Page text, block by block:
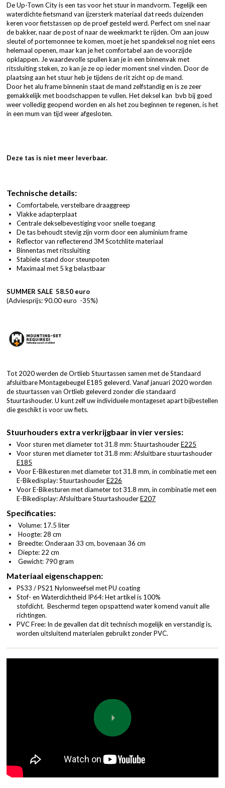
De Up-Town City is een tas voor het stuur in mandvorm. Tegelijk een
waterdichte fietsmand van ijzersterk materiaal dat reeds duizenden
keren voor fietstassen op de proef gesteld werd. Perfect om snel naar
de bakker, naar de post of naar de weekmarkt te rijden. Om aan jouw
sleutel of portemonnee te komen, moet je het spandeksel nog niet eens
helemaal openen, maar kan je het comfortabel aan de voorzijde
opklappen. Je waardevolle spullen kan je in een binnenvak met
ritssluiting steken, zo kan je ze op ieder moment snel vinden. Door de
plaatsing aan het stuur heb je tijdens de rit zicht op de mand.
Door het alu frame binnenin staat de mand zelfstandig en is ze zeer
gemakkelijk met boodschappen te vullen. Het deksel kan bvb bij goed
weer volledig geopend worden en als het zou beginnen te regenen, is het
in een mum van tijd weer afgesloten.
Deze tas is niet meer leverbaar.
Technische details:
Comfortabele, verstelbare draaggreep
Vlakke adapterplaat
Centrale dekselbevestiging voor snelle toegang
De tas behoudt stevig zijn vorm door een aluminium frame
Reflector van reflecterend 3M Scotchlite materiaal
Binnentas met ritssluiting
Stabiele stand door steunpoten
Maximaal met 5 kg belastbaar
SUMMER SALE 58.50 euro
(Adviesprijs: 90.00 euro -35%)
Tot 2020 werden de Ortlieb Stuurtassen samen met de Standaard
afsluitbare Montagebeugel E185 geleverd. Vanaf januari 2020 worden
de stuurtassen van Ortlieb geleverd zonder die standaard
Stuurtashouder. U kunt zelf uw individuele montageset apart bijbestellen
die geschikt is voor uw fiets.
Stuurhouders extra verkrijgbaar in vier versies:
Voor sturen met diameter tot 31.8 mm: StuurtashouderE225
Voor sturen met diameter tot 31.8 mm: Afsluitbare stuurtashouder
E185
Voor E-Bikesturen met diameter tot 31.8 mm, in combinatie met een
E-Bikedisplay: StuurtashouderE226
Voor E-Bikesturen met diameter tot 31.8 mm, in combinatie met een
E-Bikedisplay: Afsluitbare StuurtashouderE207
Specificaties:
Volume: 17.5 liter
Hoogte: 28 cm
Breedte: Onderaan 33 cm, bovenaan 36 cm
Diepte: 22 cm
Gewicht: 790 gram
Materiaal eigenschappen:
PS33 / PS21 Nylonweefsel met PU coating
Stof- en Waterdichtheid IP64: Het artikel is 100%
stofdicht. Beschermd tegen opspattend water komend vanuit alle
richtingen.
PVC Free: In de gevallen dat dit technisch mogelijk en verstandig is,
worden uitsluitend materialen gebruikt zonder PVC.